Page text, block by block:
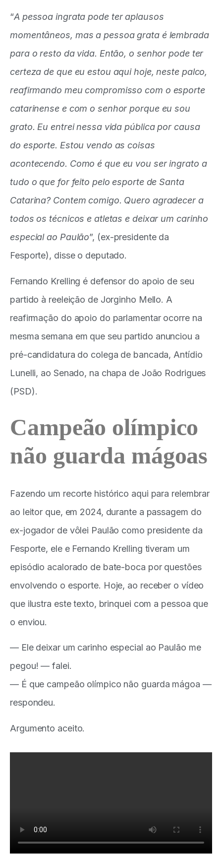
“A pessoa ingrata pode ter aplausos
momentâneos, mas a pessoa grata é lembrada
para o resto da vida. Então, o senhor pode ter
certeza de que eu estou aqui hoje, neste palco,
reafirmando meu compromisso com o esporte
catarinense e com o senhor porque eu sou
grato. Eu entrei nessa vida pública por causa
do esporte. Estou vendo as coisas
acontecendo. Como é que eu vou ser ingrato a
tudo o que for feito pelo esporte de Santa
Catarina? Contem comigo. Quero agradecer a
todos os técnicos e atletas e deixar um carinho
especial ao Paulão”, (ex-presidente da
Fesporte), disse o deputado.
Fernando Krelling é defensor do apoio de seu
partido à reeleição de Jorginho Mello. A
reafirmação do apoio do parlamentar ocorre na
mesma semana em que seu partido anunciou a
pré-candidatura do colega de bancada, Antídio
Lunelli, ao Senado, na chapa de João Rodrigues
(PSD).
Campeão olímpico
não guarda mágoas
Fazendo um recorte histórico aqui para relembrar
ao leitor que, em 2024, durante a passagem do
ex-jogador de vôlei Paulão como presidente da
Fesporte, ele e Fernando Krelling tiveram um
episódio acalorado de bate-boca por questões
envolvendo o esporte. Hoje, ao receber o vídeo
que ilustra este texto, brinquei com a pessoa que
o enviou.
— Ele deixar um carinho especial ao Paulão me
pegou! — falei.
— É que campeão olímpico não guarda mágoa —
respondeu.
Argumento aceito.